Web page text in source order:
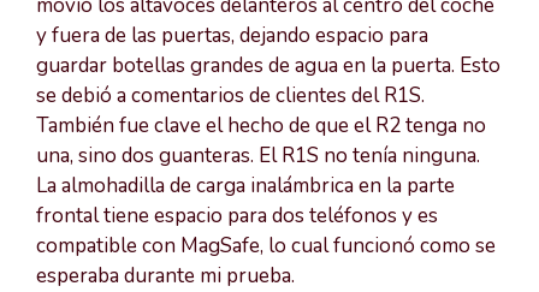
movió los altavoces delanteros al centro del coche
y fuera de las puertas, dejando espacio para
guardar botellas grandes de agua en la puerta. Esto
se debió a comentarios de clientes del R1S.
También fue clave el hecho de que el R2 tenga no
una, sino dos guanteras. El R1S no tenía ninguna.
La almohadilla de carga inalámbrica en la parte
frontal tiene espacio para dos teléfonos y es
compatible con MagSafe, lo cual funcionó como se
esperaba durante mi prueba.